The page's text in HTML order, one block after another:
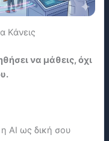
Κάνεις
να μάθεις, όχι
ΑΙ ως δική σου